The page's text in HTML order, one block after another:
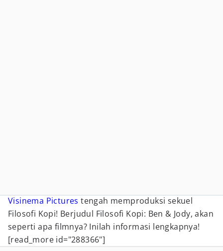
Visinema Pictures tengah memproduksi sekuel
Filosofi Kopi! Berjudul Filosofi Kopi: Ben & Jody, akan
seperti apa filmnya? Inilah informasi lengkapnya!
[read_more id="288366"]